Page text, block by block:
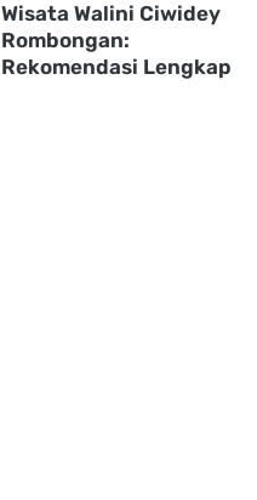
Wisata Walini Ciwidey
Rombongan:
Rekomendasi Lengkap